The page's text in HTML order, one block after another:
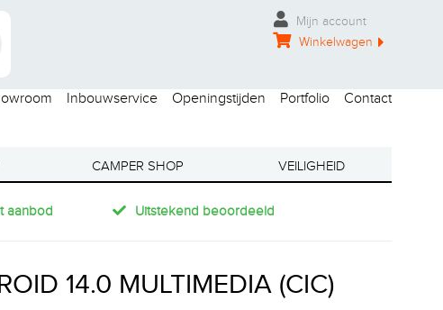
Mijn account
Winkelwagen
Inbouwservice Openingstijden Portfolio Contact
CAMPER SHOP VEILIGHEID
aanbod Uitstekend beoordeeld
14.0 MULTIMEDIA (CIC)